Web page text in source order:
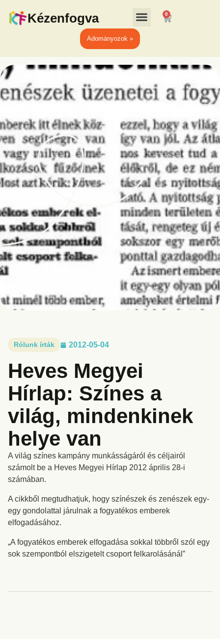
Kézenfogva 0
Adományozok »
Rólunk írták 2012-05-04
Heves Megyei
Hírlap: Színes a
világ, mindenkinek
helye van
A világ színes kampány munkásságáról és céljairól
számolt be a Heves Megyei Hírlap 2012 április 28-i
számában.
A cikkből megtudhatjuk, hogy színészek és zenészek egy-
egy gondolattal járulnak a fogyatékos emberek
elfogadásához.
„A fogyatékos emberek elfogadása sokkal többről szól egy
sok szempontból elszigetelt csoport felkarolásánál”